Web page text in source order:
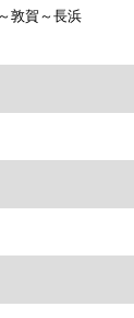
敦賀～長浜